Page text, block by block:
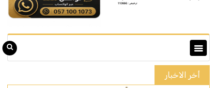
أخر الاخبار